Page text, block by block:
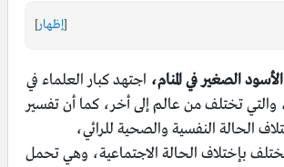
[إظهار]
الصغير في المنام، اجتهد كبار العلماء في
والتي تختلف من عالم إلى أخر، كما أن تفسير
الحالة النفسية والصحية للرائي،
تختلف بإختلاف الحالة الاجتماعية، وهي تحمل